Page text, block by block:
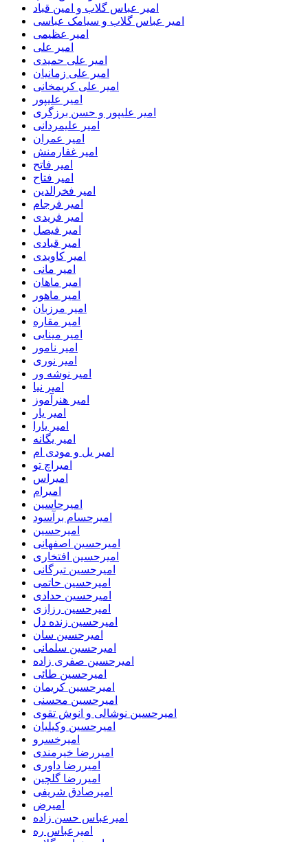
امیر عباس گلاب و امین قباد
امیر عباس گلاب و سیامک عباسی
امیر عظیمی
امیر علی
امیر علی حمیدی
امیر علی زمانیان
امیر علی کریمخانی
امیر علیپور
امیر علیپور و حسن برزگری
امیر علیمردانی
امیر عمران
امیر غفارمنش
امیر فاتح
امیر فتاح
امیر فخرالدین
امیر فرجام
امیر فریدی
امیر فیصل
امیر قبادی
امیر کاویدی
امیر مانی
امیر ماهان
امیر ماهور
امیر مرزبان
امیر مقاره
امیر مینایی
امیر نامور
امیر نوری
امیر نوشه ور
امیر نیا
امیر هنرآموز
امیر یار
امیر یارا
امیر یگانه
امیر یل و مودی ام
امیراچ تو
امیراس
امیرام
امیرحاسین
امیرحسام برآسود
امیرحسین
امیرحسین اصفهانی
امیرحسین افتخاری
امیرحسین تیرگانی
امیرحسین حاتمی
امیرحسین حدادی
امیرحسین رزازی
امیرحسین زنده دل
امیرحسین سان
امیرحسین سلمانی
امیرحسین صفری زاده
امیرحسین طائی
امیرحسین کریمان
امیرحسین محسنی
امیرحسین نوشالی و انوش تقوی
امیرحسین وکیلیان
امیرخسرو
امیررضا خیرمندی
امیررضا داوری
امیررضا گلچین
امیرصادق شریفی
امیرض
امیرعباس حسن زاده
امیرعباس ره